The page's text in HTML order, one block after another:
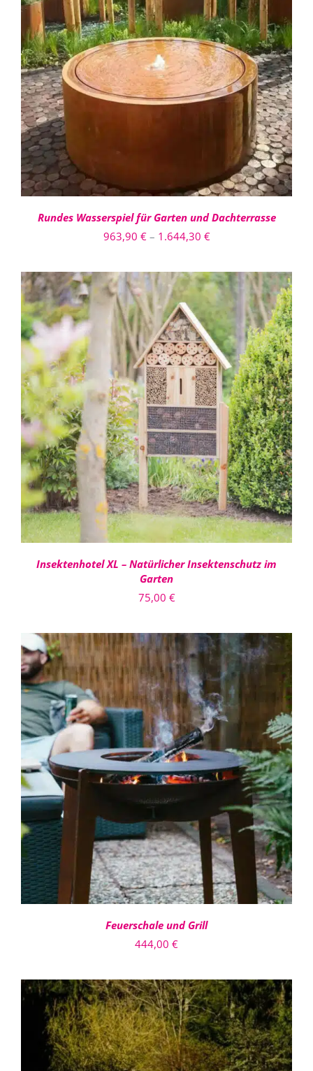
AUSFÜHRUNG WÄHLENDIESES
PRODUKT
WEIST
MEHRERE
VARIANTEN
OPTIONEN
KÖNNEN
AUF
DER
GEWÄHLT
WERDEN
/
DETAILS
Rundes Wasserspiel für Garten und Dachterrasse
963,90 € – 1.644,30 €Preisspanne:
bis
1.644,30 €
IN DEN WARENKORB
/
DETAILS
Insektenhotel XL – Natürlicher Insektenschutz im
Garten
75,00 €
IN DEN WARENKORB
/
DETAILS
Feuerschale und Grill
444,00 €